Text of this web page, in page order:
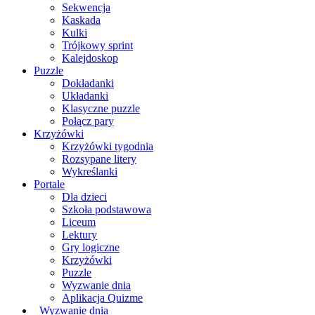
Sekwencja
Kaskada
Kulki
Trójkowy sprint
Kalejdoskop
Puzzle
Dokładanki
Układanki
Klasyczne puzzle
Połącz pary
Krzyżówki
Krzyżówki tygodnia
Rozsypane litery
Wykreślanki
Portale
Dla dzieci
Szkoła podstawowa
Liceum
Lektury
Gry logiczne
Krzyżówki
Puzzle
Wyzwanie dnia
Aplikacja Quizme
Wyzwanie dnia